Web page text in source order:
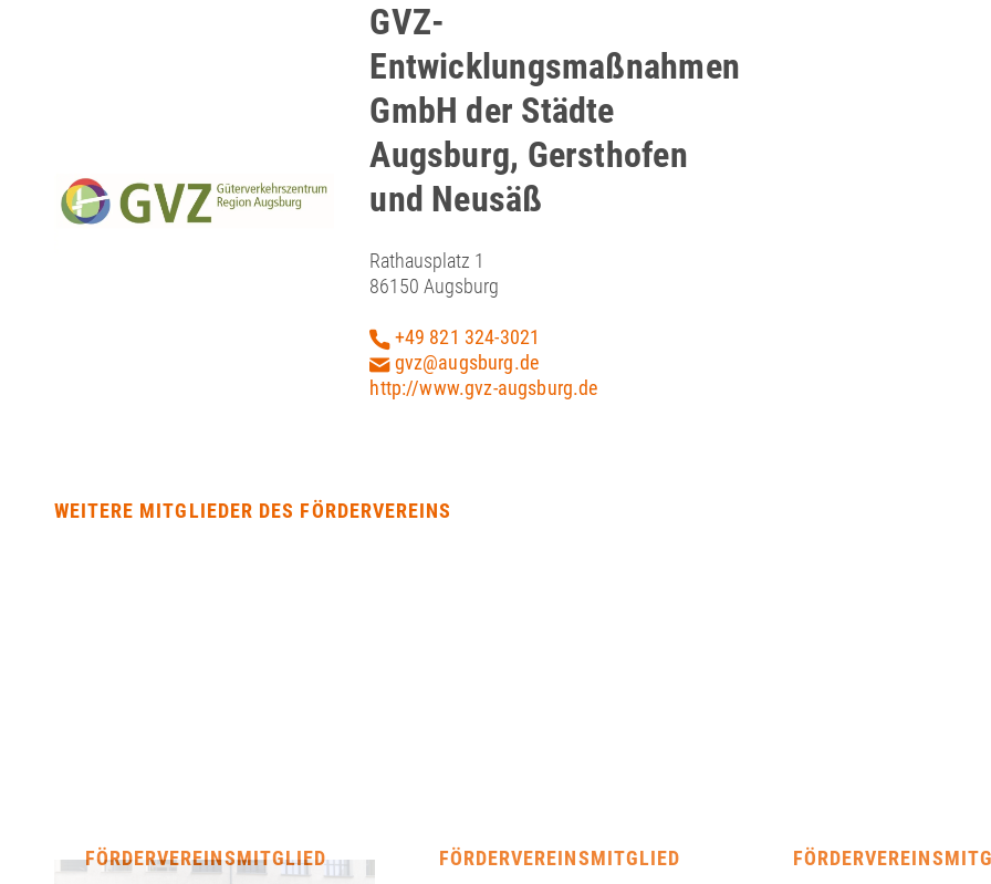
GVZ-
Entwicklungsmaßnahmen
GmbH der Städte
Augsburg, Gersthofen
und Neusäß
Rathausplatz 1
86150 Augsburg
+49 821 324-3021
gvz@augsburg.de
http://www.gvz-augsburg.de
WEITERE MITGLIEDER DES FÖRDERVEREINS
FÖRDERVEREINSMITGLIED FÖRDERVEREINSMITGLIED